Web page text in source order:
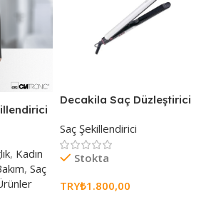
, Kadın
, Saç
Decakila Saç Düzleştirici
Saç Şekillendirici
Stokta
TRY₺1.800,00